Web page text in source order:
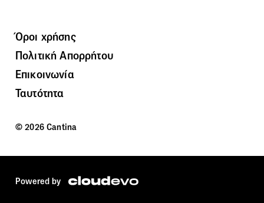
Όροι χρήσης
Πολιτική Απορρήτου
Επικοινωνία
Ταυτότητα
© 2026 Cantina
Powered by